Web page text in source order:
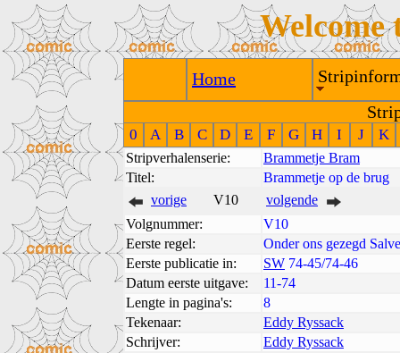
Welcome
Home
0 A B C D E F G H I J K
Stripverhalenserie:
Brammetje Bram
Titel:
Brammetje op de brug
vorige
V10
volgende
Volgnummer:
V10
Eerste regel:
Onder ons gezegd
Eerste publicatie in:
SW 74-45/74-46
Datum eerste uitgave:
11-74
Lengte in pagina's:
8
Tekenaar:
Eddy Ryssack
Schrijver:
Eddy Ryssack